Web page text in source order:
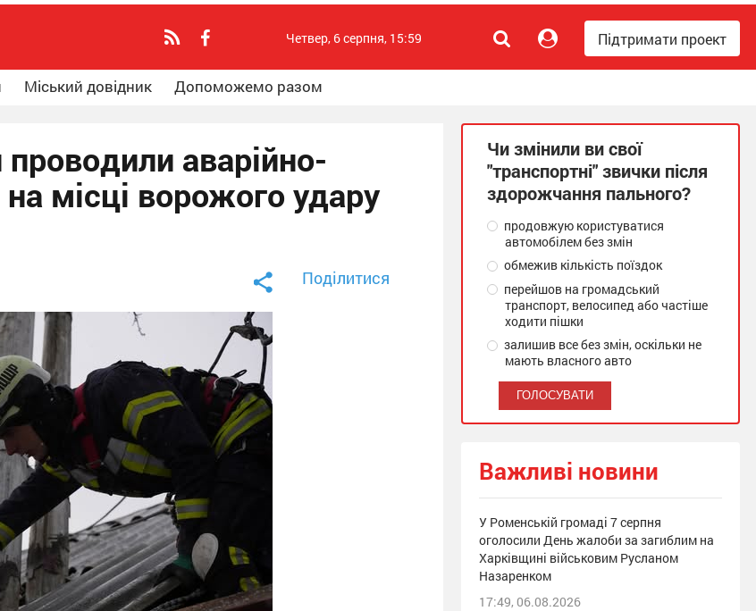
Підтримати проект
Четвер, 6 серпня, 15:59
Міський довідник Допоможемо разом
аварійно-
місці ворожого удару
Поділитися
Чи змінили ви свої
"транспортні" звички після
здорожчання пального?
продовжую користуватися
автомобілем без змін
обмежив кількість поїздок
перейшов на громадський
транспорт, велосипед або частіше
ходити пішки
залишив все без змін, оскільки не
мають власного авто
Важливі новини
У Роменській громаді 7 серпня
оголосили День жалоби за загиблим на
Харківщині військовим Русланом
Назаренком
17:49, 06.08.2026